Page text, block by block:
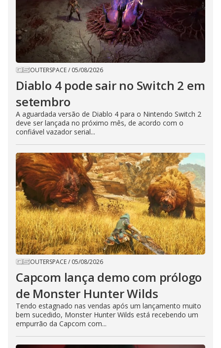
OUTERSPACE/ 05/08/2026
Diablo 4 pode sair no Switch 2 em
setembro
A aguardada versão de Diablo 4 para o Nintendo Switch 2
deve ser lançada no próximo mês, de acordo com o
confiável vazador serial...
OUTERSPACE/ 05/08/2026
Capcom lança demo com prólogo
de Monster Hunter Wilds
Tendo estagnado nas vendas após um lançamento muito
bem sucedido, Monster Hunter Wilds está recebendo um
empurrão da Capcom com...